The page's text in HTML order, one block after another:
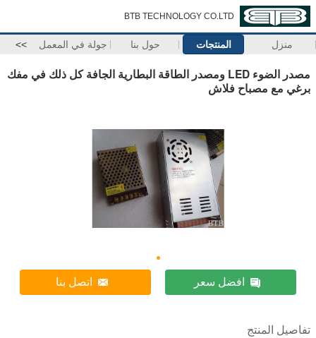
BTB TECHNOLOGY CO.LTD
منزل المنتجات حول بنا جولة في المعمل >>
مصدر الضوء LED ومصدر الطاقة البطارية الجافة كل ذلك في مفك
برغي مع مصباح فلاش
افضل سعر اتصل بنا
تفاصيل المنتج